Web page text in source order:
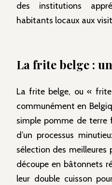
des institutions
habitants locaux aux
La frite belge :
La frite belge, ou «
communément en
simple pomme de terre
d’un processus
sélection des
découpe en bâtonnets
leur double cuisson